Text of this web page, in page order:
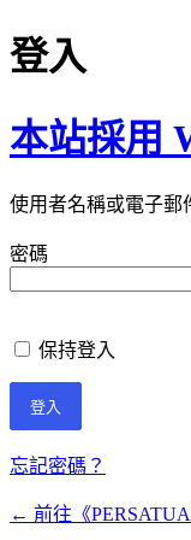
登入
本站採用
使用者名稱或電子郵
密碼
保持登入
忘記密碼？
← 前往《